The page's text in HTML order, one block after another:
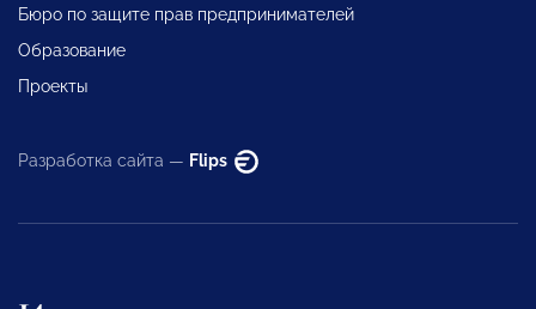
Бюро по защите прав предпринимателей
Образование
Проекты
Разработка сайта — Flips